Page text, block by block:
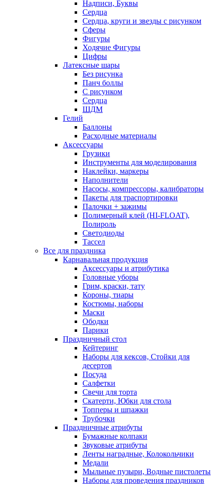
Надписи, Буквы
Сердца
Сердца, круги и звезды с рисунком
Сферы
Фигуры
Ходячие Фигуры
Цифры
Латексные шары
Без рисунка
Панч боллы
С рисунком
Сердца
ШДМ
Гелий
Баллоны
Расходные материалы
Аксессуары
Грузики
Инструменты для моделирования
Наклейки, маркеры
Наполнители
Насосы, компрессоры, калибраторы
Пакеты для траспортировки
Палочки + зажимы
Полимерный клей (HI-FLOAT),
Полироль
Светодиоды
Тассел
Все для праздника
Карнавальная продукция
Аксессуары и атрибутика
Головные уборы
Грим, краски, тату
Короны, тиары
Костюмы, наборы
Маски
Ободки
Парики
Праздничный стол
Кейтеринг
Наборы для кексов, Стойки для
десертов
Посуда
Салфетки
Свечи для торта
Скатерти, Юбки для стола
Топперы и шпажки
Трубочки
Праздничные атрибуты
Бумажные колпаки
Звуковые атрибуты
Ленты наградные, Колокольчики
Медали
Мыльные пузыри, Водные пистолеты
Наборы для проведения праздников